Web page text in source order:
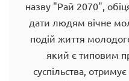
назву "Рай 2070",
дати людям вічне
подій життя
який є типовим
суспільства,